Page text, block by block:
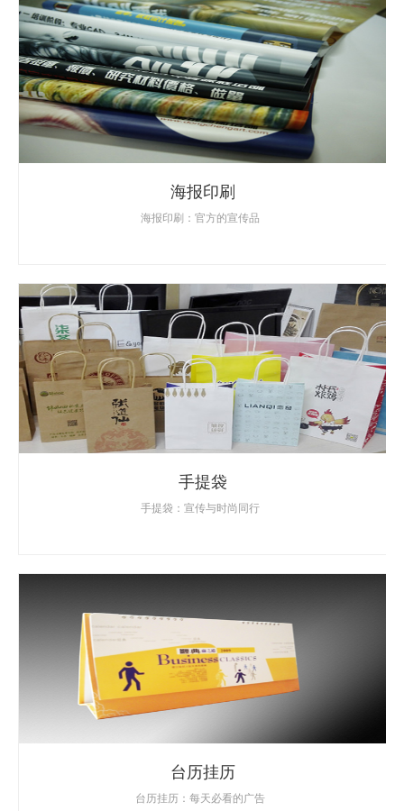
海报印刷
海报印刷：官方的宣传品
手提袋
手提袋：宣传与时尚同行
台历挂历
台历挂历：每天必看的广告